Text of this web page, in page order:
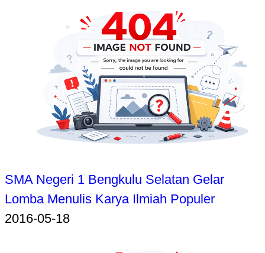
SMA Negeri 1 Bengkulu Selatan Gelar
Lomba Menulis Karya Ilmiah Populer
2016-05-18